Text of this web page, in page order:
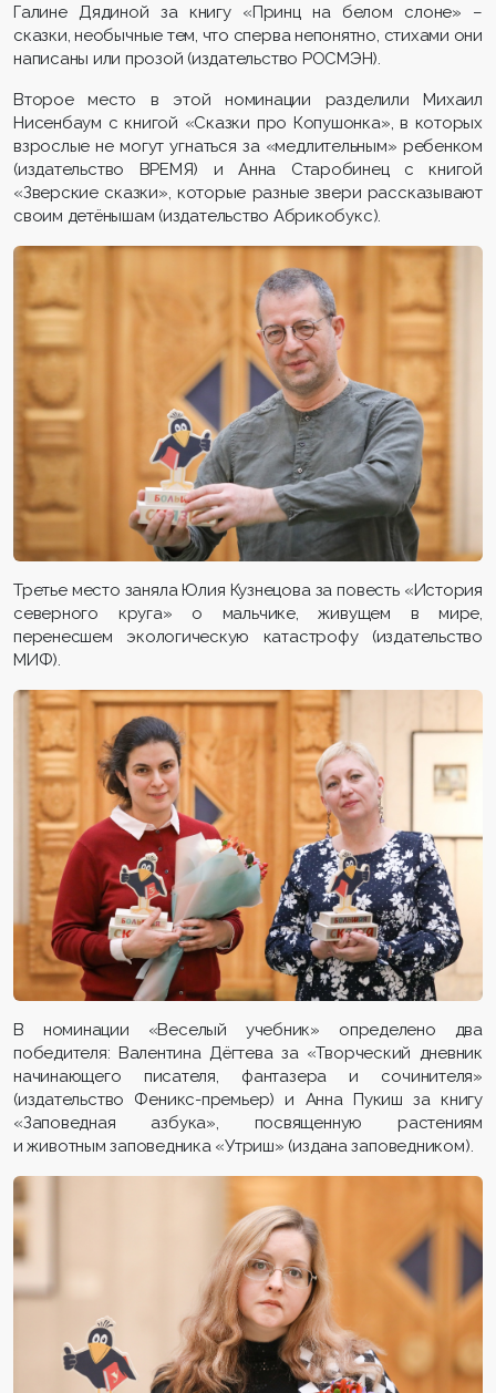
Галине Дядиной за книгу «Принц на белом слоне» –
сказки, необычные тем, что сперва непонятно, стихами они
написаны или прозой (издательство РОСМЭН).
Второе место в этой номинации разделили Михаил
Нисенбаум с книгой «Сказки про Копушонка», в которых
взрослые не могут угнаться за «медлительным» ребенком
(издательство ВРЕМЯ) и Анна Старобинец с книгой
«Зверские сказки», которые разные звери рассказывают
своим детёнышам (издательство Абрикобукс).
Третье место заняла Юлия Кузнецова за повесть «История
северного круга» о мальчике, живущем в мире,
перенесшем экологическую катастрофу (издательство
МИФ).
В номинации «Веселый учебник» определено два
победителя: Валентина Дёгтева за «Творческий дневник
начинающего писателя, фантазера и сочинителя»
(издательство Феникс-премьер) и Анна Пукиш за книгу
«Заповедная азбука», посвященную растениям
и животным заповедника «Утриш» (издана заповедником).